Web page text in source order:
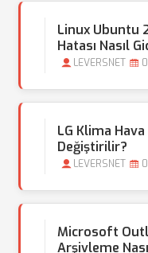
Linux Ubuntu
Hatası Nasıl
LEVERSNET
LG Klima
Değiştirilir?
LEVERSNET
Microsoft
Arşivleme